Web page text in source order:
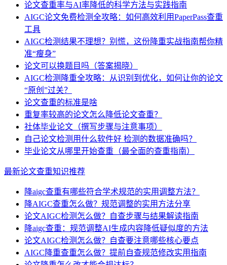
论文查重率与AI率降低的科学方法与实践指南
AIGC论文免费检测全攻略：如何高效利用PaperPass查重
工具
AIGC检测结果不理想？别慌，这份降重实战指南帮你精
准“瘦身”
论文可以换题目吗（答案揭晓）
AIGC检测降重全攻略：从识别到优化，如何让你的论文
“原创”过关？
论文查重的标准是啥
重复率较高的论文怎么降低论文查重？
社体毕业论文（撰写步骤与注意事项）
自己论文检测用什么软件好 检测的数据准确吗？
毕业论文从哪里开始查重（最全面的查重指南）
最新论文查重知识推荐
降aigc查重有哪些符合学术规范的实用调整方法？
降AIGC查重怎么做？规范调整的实用方法分享
论文AIGC检测怎么做？自查步骤与结果解读指南
降aigc查重：规范调整AI生成内容降低疑似度的方法
论文AIGC检测怎么做？自查要注意哪些核心要点
AIGC降重查重怎么做？提前自查规范修改实用指南